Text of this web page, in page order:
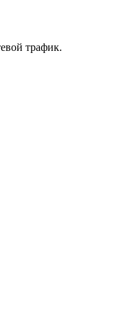
трафик.